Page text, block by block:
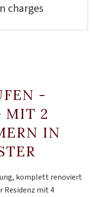
charges
-
MIT 2
IN
komplett renoviert
Residenz mit 4